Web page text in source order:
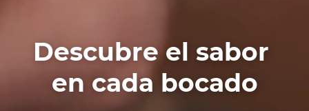
Descubre el sabor
en cada bocado